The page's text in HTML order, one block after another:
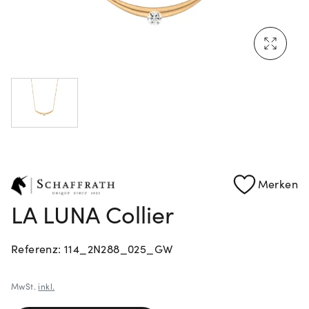
Merken
LA LUNA Collier
Referenz: 114_2N288_025_GW
MwSt. inkl.